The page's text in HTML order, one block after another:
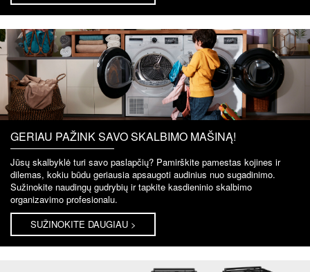
GERIAU PAŽINK SAVO SKALBIMO MAŠINĄ!
Jūsų skalbyklė turi savo paslapčių? Pamirškite pamestas kojines ir
dilemas, kokiu būdu geriausia apsaugoti audinius nuo sugadinimo.
Sužinokite naudingų gudrybių ir tapkite kasdieninio skalbimo
organizavimo profesionalu.
SUŽINOKITE DAUGIAU >